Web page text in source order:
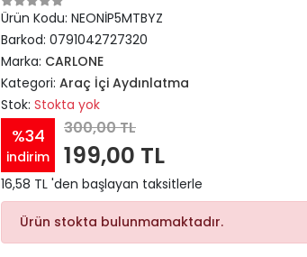
Ürün Kodu: NEONİP5MTBYZ
Barkod: 0791042727320
Marka: CARLONE
Kategori: Araç İçi Aydınlatma
Stok: Stokta yok
%34
indirim
300,00 TL
199,00 TL
16,58 TL 'den başlayan taksitlerle
Ürün stokta bulunmamaktadır.